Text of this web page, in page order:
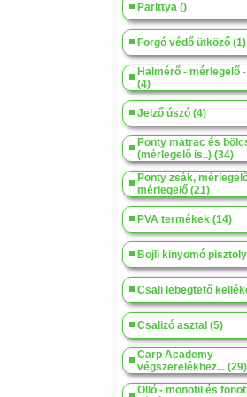
Parittya ()
Forgó védő ütköző (1)
Halmérő - mérlegelő
(4)
Jelző úszó (4)
Ponty matrac és
(mérlegelő is..) (34)
Ponty zsák,
mérlegelő (21)
PVA termékek (14)
Bojli kinyomó
Csali lebegtető
Csalizó asztal (5)
Carp Academy
végszerelékhez... (29)
Olló - monofil és